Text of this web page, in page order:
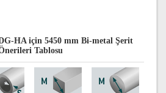
HA için 5450 mm Bi-metal Şerit
Tablosu